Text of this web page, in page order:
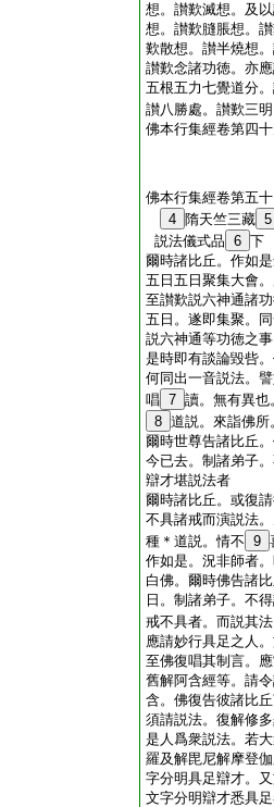
想。讃歎滅想。及
想。讃歎膖脹想。
歎散想。讃半燒想
讃歎念諸功徳。亦
五根五力七覺道分
讃八勝處。讃歎三
佛本行集經卷第四
佛本行集經卷第五十
4 隋天竺三藏 5
説法儀式品 6 下
爾時諸比丘。作如
五日五日聚集大會
至讃歎説六神通諸
五日。遂即集聚。
説六神通等功徳之
是時即有談論毀呰
何同出一音説法。
唱 7 讀。無有異也
8 道説。來詣佛所
爾時世尊告諸比丘
今已去。制諸弟子
辯才堪説法者
爾時諸比丘。或復
不具諸戒而演説法
種＊道説。情不 9
作如是。況非師者
白佛。爾時佛告諸
日。制諸弟子。不
戒不具者。而説其
應請妙行具足之人
至佛復唱其制言。
舊解阿含經等。請
含。佛復告彼諸比
須請説法。復解修
是人爲衆説法。若
羅及解毘尼解摩登
字分明具足辯才。
文字分明辯才悉具